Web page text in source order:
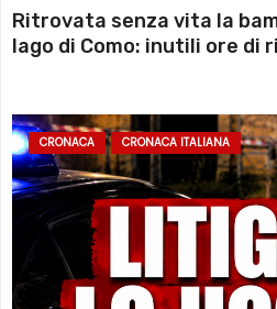
Ritrovata senza vita la
lago di Como: inutili ore di
CRONACA CRONACA ITALIANA